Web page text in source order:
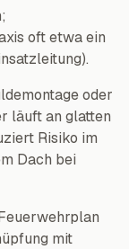
oft etwa ein
oder
läuft an glatten
Risiko im
Dach bei
mit